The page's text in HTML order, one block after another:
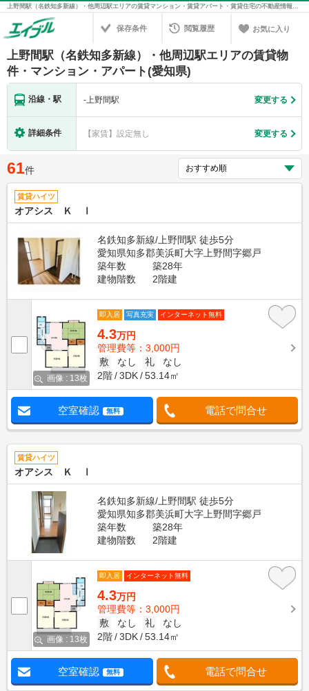
上野間駅（名鉄知多新線）・他周辺駅エリアの賃貸マンション・賃貸アパート・賃貸住宅の不動産情報を検索！不動産賃貸の物件探しは、お部屋探しのエイブル
保存条件 閲覧履歴 お気に入り
上野間駅（名鉄知多新線）・他周辺駅エリアの賃貸物
件・マンション・アパート(愛知県)
沿線・駅 -上野間駅 変更する
詳細条件 【家賃】設定無し 変更する
61件
賃貸ハイツ
オアシス Ｋ Ⅰ
名鉄知多新線/上野間駅 徒歩5分
愛知県知多郡美浜町大字上野間字郷戸
築年数
築28年
建物階数
2階建
画像 : 13枚
即入居 写真充実 インターネット無料
4.3万円
管理費等：3,000円
敷
なし 礼
なし
2階
3DK 53.14㎡
空室確認 無料 電話で問合せ
賃貸ハイツ
オアシス Ｋ Ⅰ
名鉄知多新線/上野間駅 徒歩5分
愛知県知多郡美浜町大字上野間字郷戸
築年数
築28年
建物階数
2階建
画像 : 13枚
即入居 インターネット無料
4.3万円
管理費等：3,000円
敷
なし 礼
なし
2階
3DK 53.14㎡
空室確認 無料 電話で問合せ